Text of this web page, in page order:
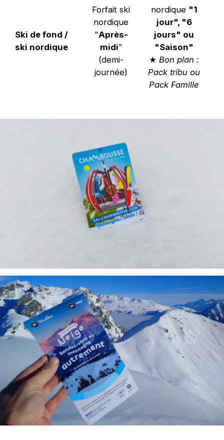
Ski de fond /
ski nordique
Forfait ski
nordique
"Après-
midi"
(demi-
journée)
nordique "1
jour", "6
jours" ou
"Saison"
★Bon plan :
Pack tribu ou
Pack Famille